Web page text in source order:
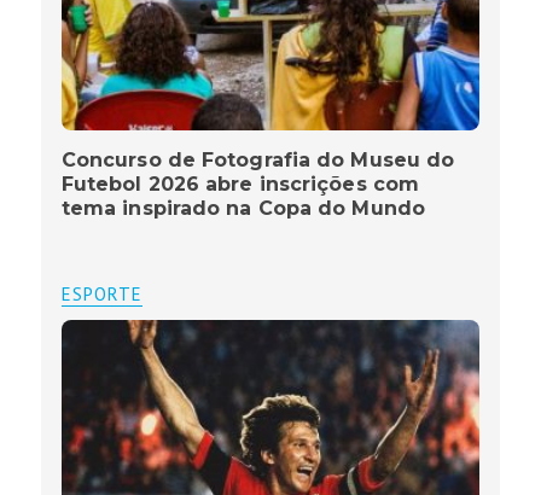
Concurso de Fotografia do Museu do
Futebol 2026 abre inscrições com
tema inspirado na Copa do Mundo
ESPORTE